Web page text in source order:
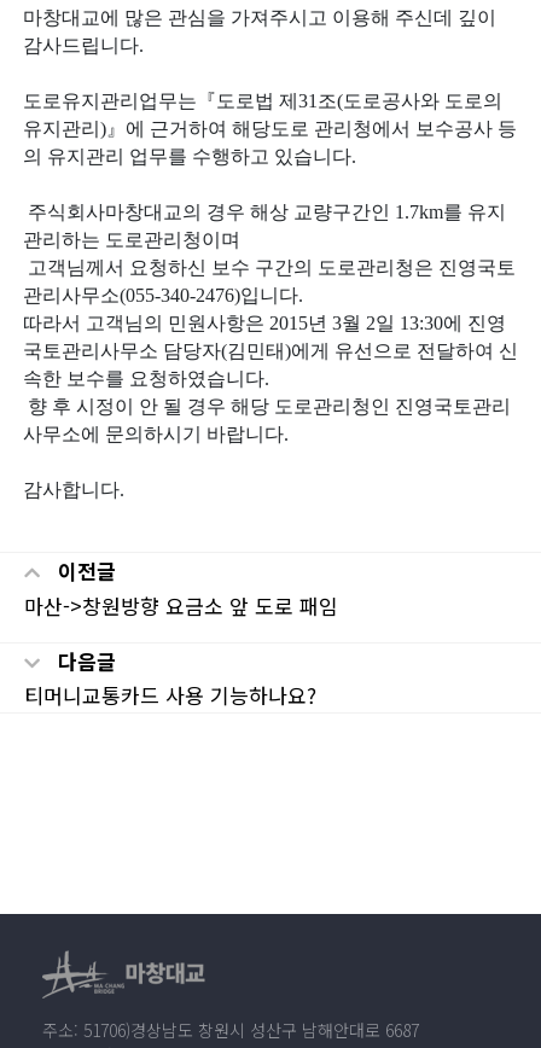
마창대교에 많은 관심을 가져주시고 이용해 주신데 깊이
감사드립니다.
도로유지관리업무는『도로법 제31조(도로공사와 도로의
유지관리)』에 근거하여 해당도로 관리청에서 보수공사 등
의 유지관리 업무를 수행하고 있습니다.
주식회사마창대교의 경우 해상 교량구간인 1.7km를 유지
관리하는 도로관리청이며
고객님께서 요청하신 보수 구간의 도로관리청은 진영국토
관리사무소(055-340-2476)입니다.
따라서 고객님의 민원사항은 2015년 3월 2일 13:30에 진영
국토관리사무소 담당자(김민태)에게 유선으로 전달하여 신
속한 보수를 요청하였습니다.
향 후 시정이 안 될 경우 해당 도로관리청인 진영국토관리
사무소에 문의하시기 바랍니다.
감사합니다.
이전글
마산->창원방향 요금소 앞 도로 패임
다음글
티머니교통카드 사용 기능하나요?
주소: 51706)경상남도 창원시 성산구 남해안대로 6687